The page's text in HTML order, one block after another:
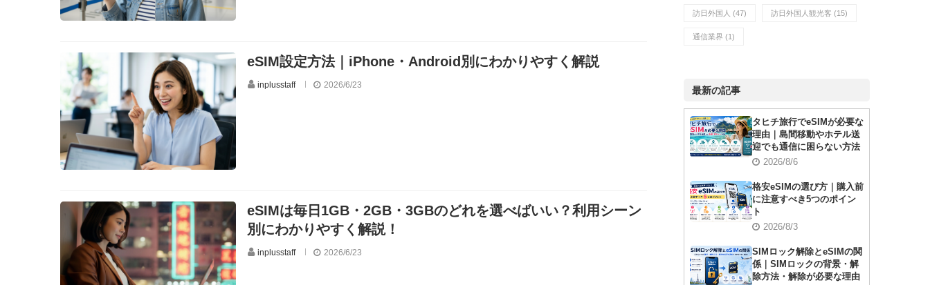
eSIM設定方法｜iPhone・Android別にわかりやすく解説
inplusstaff 2026/6/23
eSIMは毎日1GB・2GB・3GBのどれを選べばいい？利用シーン
別にわかりやすく解説！
inplusstaff 2026/6/23
訪日外国人 (47) 訪日外国人観光客 (15)
通信業界 (1)
最新の記事
タヒチ旅行でeSIMが必要な
理由｜島間移動やホテル送
迎でも通信に困らない方法
2026/8/6
格安eSIMの選び方｜購入前
に注意すべき5つのポイン
ト
2026/8/3
SIMロック解除とeSIMの関
係｜SIMロックの背景・解
除方法・解除が必要な理由